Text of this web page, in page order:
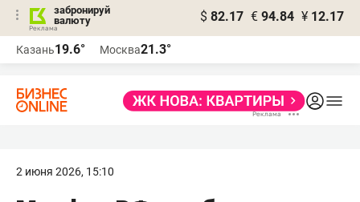
забронируй
валюту
$ 82.17 € 94.84 ¥ 12.17
Казань19.6° Москва21.3°
2 июня 2026, 15:10